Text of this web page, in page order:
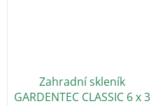
Zahradní skleník
GARDENTEC CLASSIC 6 x 3